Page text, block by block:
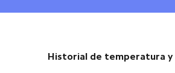
Historial de temperatura y